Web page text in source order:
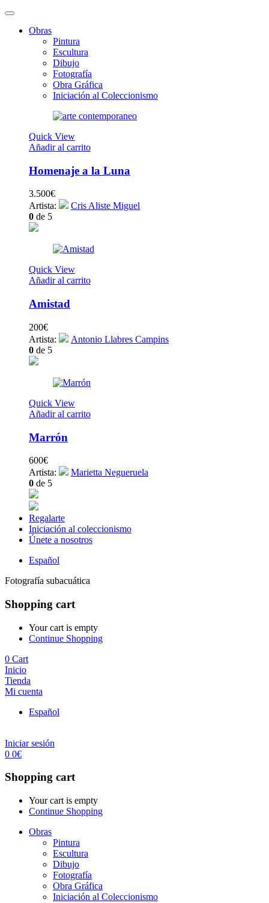
Obras
Pintura
Escultura
Dibujo
Fotografía
Obra Gráfica
Iniciación al Coleccionismo
Quick View
Añadir al carrito
Homenaje a la Luna
3.500€
Artista:
Cris Aliste Miguel
0 de 5
Quick View
Añadir al carrito
Amistad
200€
Artista:
Antonio Llabres Campins
0 de 5
Quick View
Añadir al carrito
Marrón
600€
Artista:
Marietta Negueruela
0 de 5
Regalarte
Iniciación al coleccionismo
Únete a nosotros
Español
Fotografía subacuática
Shopping cart
Your cart is empty
Continue Shopping
0 Cart
Inicio
Tienda
Mi cuenta
Español
Iniciar sesión
0 0€
Shopping cart
Your cart is empty
Continue Shopping
Obras
Pintura
Escultura
Dibujo
Fotografía
Obra Gráfica
Iniciación al Coleccionismo